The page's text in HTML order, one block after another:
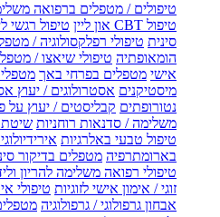
טיפולים / מטפלים ברפואה
טיפול CBT און ליין
טיפול רגשי
סינית טיפולי רפלקסולוגיה /
הומאופתיה טיפולי שיאצו /
אישי מטפלים בפרחי באך
מיסטיקנים אסטרולוגים / יעוץ
נטורופתים קבליסטים / יעוץ על
משלימה / סדנאות רוחניות שיטת
טיפול טבעי באלרגיות
בארומתרפיה מטפלים בדיקור
טיפולי רפואה משלימה להריון
זוגי / אימון אישי לזוגיות טיפולי
אבחון גרפולוגי / גרפולוגיה